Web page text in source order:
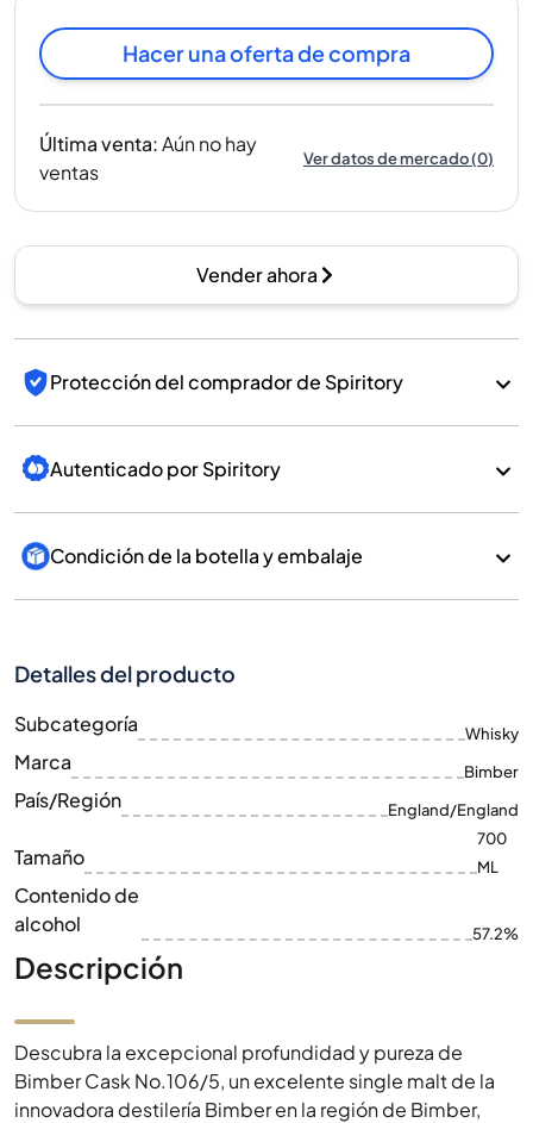
Hacer una oferta de compra
Última venta:Aún no hay
ventas
Ver datos de mercado(0)
Vender ahora
Protección del comprador de Spiritory
Autenticado por Spiritory
Condición de la botella y embalaje
Detalles del producto
Subcategoría Whisky
Marca Bimber
País/Región England/England
Tamaño
700
ML
Contenido de
alcohol
57.2%
Descripción
Descubra la excepcional profundidad y pureza de
Bimber Cask No.106/5, un excelente single malt de la
innovadora destilería Bimber en la región de Bimber,